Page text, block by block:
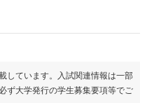
しています。入試関連情報は一部
ず大学発行の学生募集要項等でご